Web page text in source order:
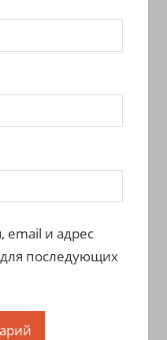
email и адрес
для последующих